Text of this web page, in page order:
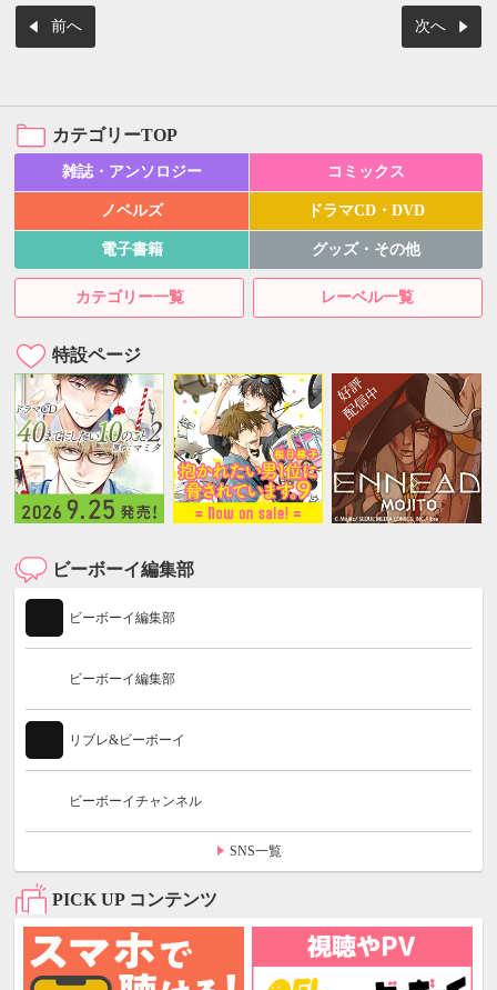
前へ 次へ
カテゴリーTOP
雑誌・アンソロジー コミックス
ノベルズ ドラマCD・DVD
電子書籍 グッズ・その他
カテゴリー一覧 レーベル一覧
特設ページ
ビーボーイ編集部
ビーボーイ編集部
ビーボーイ編集部
リブレ&ビーボーイ
ビーボーイチャンネル
SNS一覧
PICK UP コンテンツ